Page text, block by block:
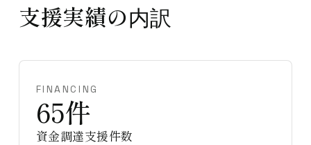
支援実績の内訳
FINANCING
65件
資金調達支援件数